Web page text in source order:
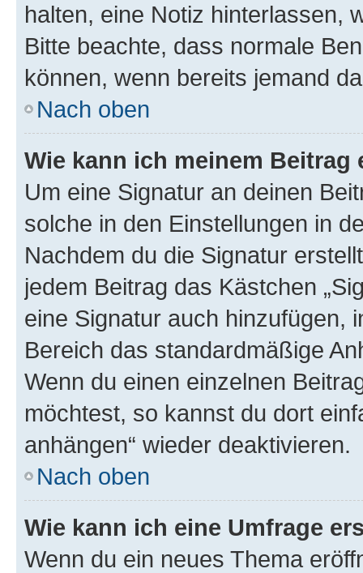
halten, eine Notiz hinterlassen,
Bitte beachte, dass normale
können, wenn bereits jemand
Nach oben
Wie kann ich meinem
Um eine Signatur an deinen
solche in den Einstellungen in
Nachdem du die Signatur
jedem Beitrag das Kästchen
eine Signatur auch hinzufügen,
Bereich das standardmäßige
Wenn du einen einzelnen
möchtest, so kannst du dort
anhängen“ wieder deaktivieren.
Nach oben
Wie kann ich eine Umfrage
Wenn du ein neues Thema